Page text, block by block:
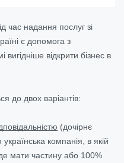
час надання послуг зі
є допомога з
відкрити бізнес в
до двох варіантів:
(дочірнє
компанія, в якій
мати частину або 100%